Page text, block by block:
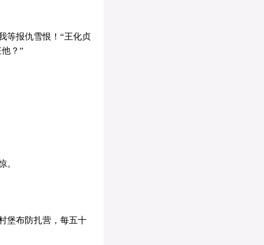
等报仇雪恨！“王化贞
？”
。
堡布防扎营，每五十